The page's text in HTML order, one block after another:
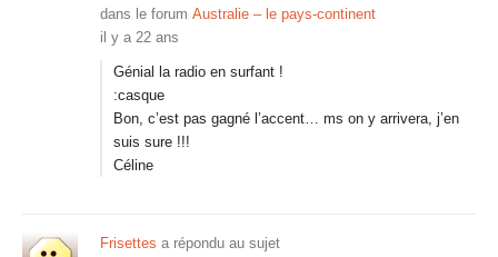
dans le forum Australie – le pays-continent
il y a 22 ans
Génial la radio en surfant !
:casque
Bon, c’est pas gagné l’accent… ms on y arrivera, j’en
suis sure !!!
Céline
Frisettes a répondu au sujet